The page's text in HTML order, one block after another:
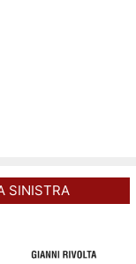
SINISTRA